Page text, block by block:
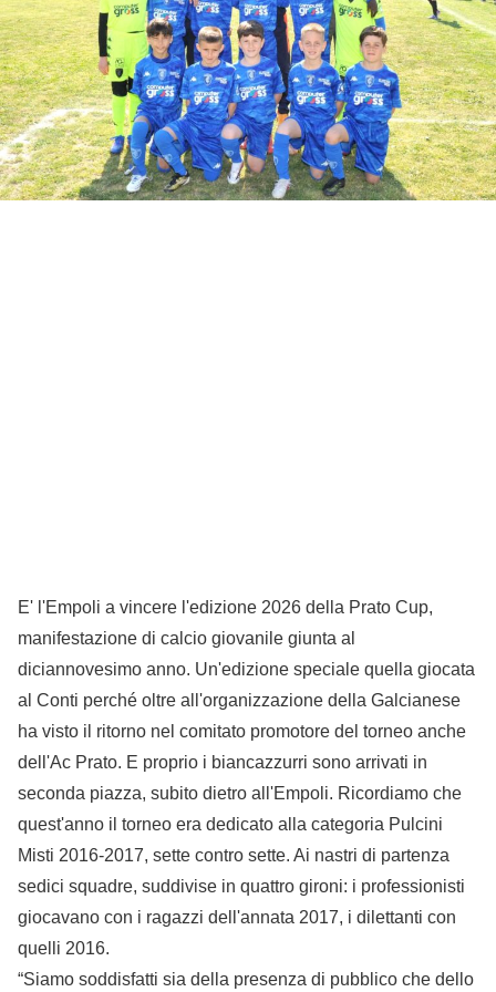
E' l'Empoli a vincere l'edizione 2026 della Prato Cup,
manifestazione di calcio giovanile giunta al
diciannovesimo anno. Un'edizione speciale quella giocata
al Conti perché oltre all'organizzazione della Galcianese
ha visto il ritorno nel comitato promotore del torneo anche
dell'Ac Prato. E proprio i biancazzurri sono arrivati in
seconda piazza, subito dietro all'Empoli. Ricordiamo che
quest'anno il torneo era dedicato alla categoria Pulcini
Misti 2016-2017, sette contro sette. Ai nastri di partenza
sedici squadre, suddivise in quattro gironi: i professionisti
giocavano con i ragazzi dell'annata 2017, i dilettanti con
quelli 2016.
“Siamo soddisfatti sia della presenza di pubblico che dello